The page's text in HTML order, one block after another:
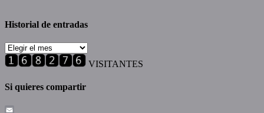
Historial de entradas
Historial
de
entradas
VISITANTES
Si quieres compartir